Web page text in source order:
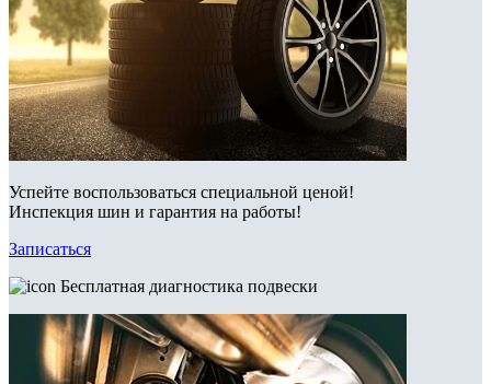
Успейте воспользоваться специальной ценой!
Инспекция шин и гарантия на работы!
Записаться
Бесплатная диагностика подвески